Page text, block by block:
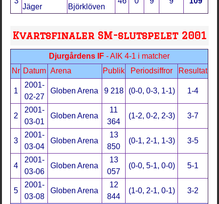
Jäger Björklöven
Kvartsfinaler SM-slutspelet 2001
Djurgårdens IF - AIK 4-1 i matcher
Nr Datum Arena Publik Periodsiffror Resultat
1
2001-
02-27
Globen Arena 9 218 (0-0, 0-3, 1-1) 1-4
2
2001-
03-01
Globen Arena
11
364
(1-2, 0-2, 2-3) 3-7
3
2001-
03-04
Globen Arena
13
850
(0-1, 2-1, 1-3) 3-5
4
2001-
03-06
Globen Arena
13
057
(0-0, 5-1, 0-0) 5-1
5
2001-
03-08
Globen Arena
12
844
(1-0, 2-1, 0-1) 3-2